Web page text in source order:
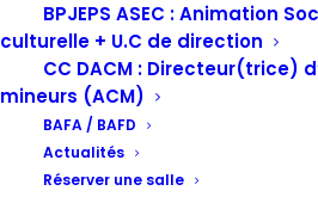
BPJEPS ASEC : Animation
culturelle + U.C de direction
CC DACM : Directeur(trice)
mineurs (ACM)
BAFA / BAFD
Actualités
Réserver une salle
Le volet Robocup Junior rassemble
travers le monde et porte un véritable
tout savoir des différentes épreuves
Robotique, nous vous invitons à lire
officielRobocup France